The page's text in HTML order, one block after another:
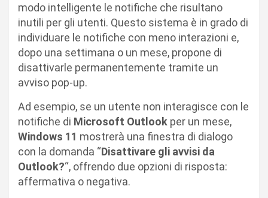
modo intelligente le notifiche che risultano
inutili per gli utenti. Questo sistema è in grado di
individuare le notifiche con meno interazioni e,
dopo una settimana o un mese, propone di
disattivarle permanentemente tramite un
avviso pop-up.
Ad esempio, se un utente non interagisce con le
notifiche di Microsoft Outlook per un mese,
Windows 11 mostrerà una finestra di dialogo
con la domanda “Disattivare gli avvisi da
Outlook?“, offrendo due opzioni di risposta:
affermativa o negativa.